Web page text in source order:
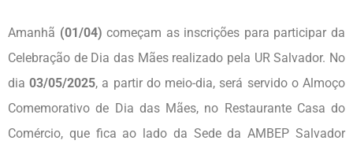
Amanhã (01/04) começam as inscrições para participar da
Celebração de Dia das Mães realizado pela UR Salvador. No
dia03/05/2025, a partir do meio-dia, será servido o Almoço
Comemorativo de Dia das Mães, no Restaurante Casa do
Comércio, que fica ao lado da Sede da AMBEP Salvador